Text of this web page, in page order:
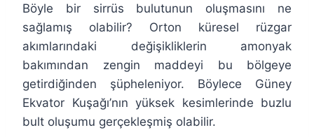
Böyle bir sirrüs bulutunun oluşmasını ne
sağlamış olabilir? Orton küresel rüzgar
akımlarındaki değişikliklerin amonyak
bakımından zengin maddeyi bu bölgeye
getirdiğinden şüpheleniyor. Böylece Güney
Ekvator Kuşağı’nın yüksek kesimlerinde buzlu
bult oluşumu gerçekleşmiş olabilir.